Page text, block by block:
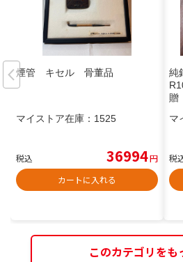
煙管 キセル 骨董品
マイストア在庫： 1525
税込 36994円
カートに入れる
純
贈
マ
税
このカテゴリをも